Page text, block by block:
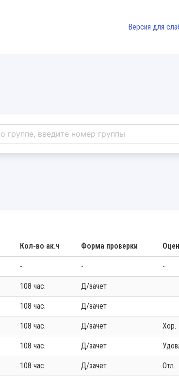
Версия для
Кол-во ак.ч Форма проверки
- - -
108 час. д/зачет
108 час. д/зачет
108 час. д/зачет хор.
108 час. д/зачет
108 час. д/зачет отл.